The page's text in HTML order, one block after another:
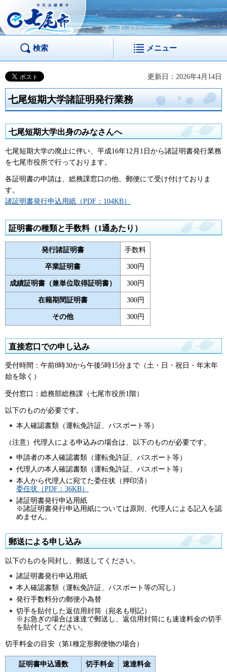
市民活躍都市 七尾
市
検索 メニュー
更新日：2026年4月14日
七尾短期大学諸証明発行業務
七尾短期大学出身のみなさんへ
七尾短期大学の廃止に伴い、平成16年12月1日から諸証明書発行業務
を七尾市役所で行っております。
各証明書の申請は、総務課窓口の他、郵便にて受け付けておりま
す。
諸証明書発行申込用紙（PDF：104KB）
証明書の種類と手数料（1通あたり）
発行諸証明書 手数料
卒業証明書 300円
成績証明書（兼単位取得証明書） 300円
在籍期間証明書 300円
その他 300円
直接窓口での申し込み
受付時間：午前8時30から午後5時15分まで（土・日・祝日・年末年
始を除く）
受付窓口：総務部総務課（七尾市役所1階）
以下のものが必要です。
本人確認書類（運転免許証、パスポート等）
（注意）代理人による申込みの場合は、以下のものが必要です。
申請者の本人確認書類（運転免許証、パスポート等）
代理人の本人確認書類（運転免許証、パスポート等）
本人から代理人に宛てた委任状（押印済）
委任状（PDF：36KB）
諸証明書発行申込用紙
※諸証明書発行申込用紙については原則、代理人による記入を認
めません。
郵送による申し込み
以下のものを同封し、郵送してください。
諸証明書発行申込用紙
本人確認書類（運転免許証、パスポート等の写し）
発行手数料分の郵便小為替
切手を貼付した返信用封筒（宛名も明記）
※お急ぎの場合は速達で郵送し、返信用封筒にも速達料金の切手
を貼付してください。
切手料金の目安（第1種定形郵便物の場合）
証明書申込通数 切手料金 速達料金